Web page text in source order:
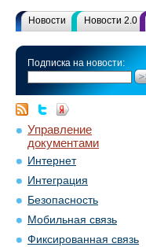
Новости Новости 2.0
Подписка на новости:
Управление
документами
Интернет
Интеграция
Безопасность
Мобильная связь
Фиксированная связь